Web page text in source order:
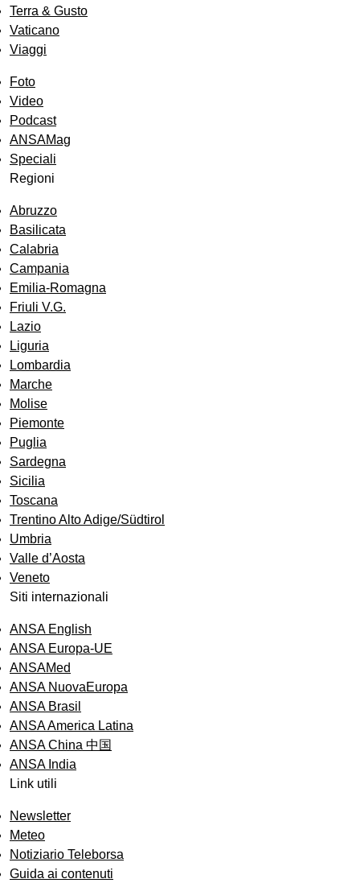
Terra & Gusto
Vaticano
Viaggi
Foto
Video
Podcast
ANSAMag
Speciali
Regioni
Abruzzo
Basilicata
Calabria
Campania
Emilia-Romagna
Friuli V.G.
Lazio
Liguria
Lombardia
Marche
Molise
Piemonte
Puglia
Sardegna
Sicilia
Toscana
Trentino Alto Adige/Südtirol
Umbria
Valle d’Aosta
Veneto
Siti internazionali
ANSA English
ANSA Europa-UE
ANSAMed
ANSA NuovaEuropa
ANSA Brasil
ANSA America Latina
ANSA China 中国
ANSA India
Link utili
Newsletter
Meteo
Notiziario Teleborsa
Guida ai contenuti